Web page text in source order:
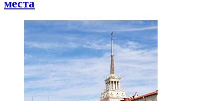
места